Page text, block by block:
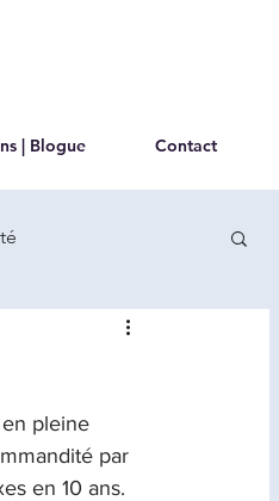
| Blogue Contact
pleine
par
en 10 ans.